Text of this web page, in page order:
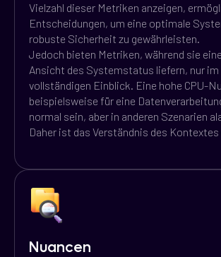
Nuancen
Vielzahl dieser Metriken anzeigen,
Entscheidungen, um eine optimale
robuste Sicherheit zu gewährleisten.
Jedoch bieten Metriken, während sie
Ansicht des Systemstatus liefern, nur
vollständigen Einblick. Eine hohe CPU-
beispielsweise für eine
normal sein, aber in anderen Szenarien
Daher ist das Verständnis des